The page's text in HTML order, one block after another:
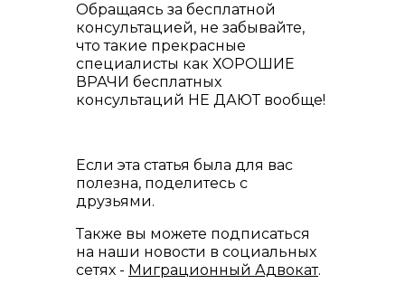
Обращаясь за бесплатной
консультацией, не забывайте,
что такие прекрасные
специалисты как ХОРОШИЕ
ВРАЧИ бесплатных
консультаций НЕ ДАЮТ вообще!
Если эта статья была для вас
полезна, поделитесь с
друзьями.
Также вы можете подписаться
на наши новости в социальных
сетях - Миграционный Адвокат.